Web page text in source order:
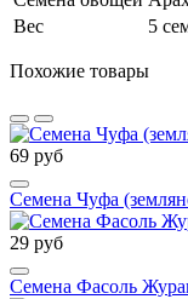
Вес
5
Похожие товары
69 руб
Семена Чуфа
29 руб
Семена Фасоль